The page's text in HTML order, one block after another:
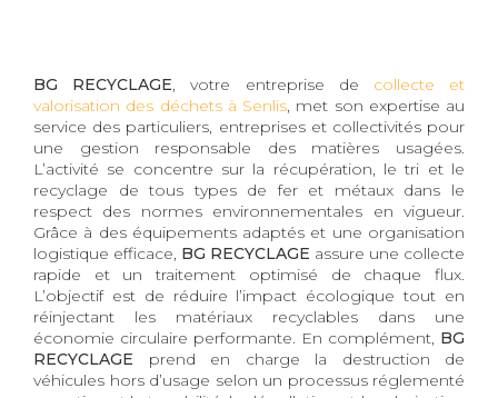
BG RECYCLAGE, votre entreprise de collecte et
valorisation des déchets à Senlis, met son expertise au
service des particuliers, entreprises et collectivités pour
une gestion responsable des matières usagées.
L’activité se concentre sur la récupération, le tri et le
recyclage de tous types de fer et métaux dans le
respect des normes environnementales en vigueur.
Grâce à des équipements adaptés et une organisation
logistique efficace, BG RECYCLAGE assure une collecte
rapide et un traitement optimisé de chaque flux.
L’objectif est de réduire l’impact écologique tout en
réinjectant les matériaux recyclables dans une
économie circulaire performante. En complément, BG
RECYCLAGE prend en charge la destruction de
véhicules hors d’usage selon un processus réglementé